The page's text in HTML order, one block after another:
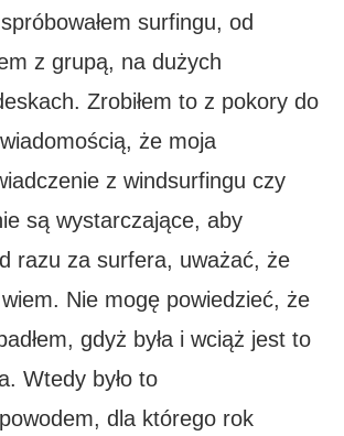
surfingu, od
z grupą, na dużych
Zrobiłem to z pokory do
że moja
z windsurfingu czy
są wystarczające, aby
razu za surfera, uważać, że
Nie mogę powiedzieć, że
gdyż była i wciąż jest to
Wtedy było to
dla którego rok